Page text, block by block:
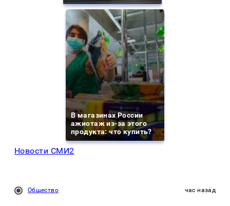
В магазинах России
ажиотаж из-за этого
продукта: что купить?
Новости СМИ2
Общество час назад